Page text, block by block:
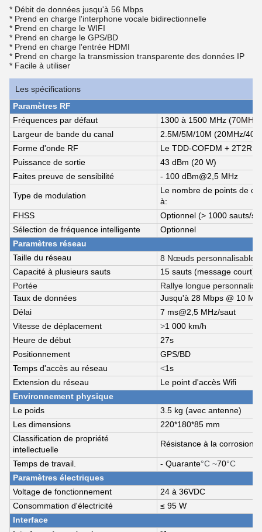
* Débit de données jusqu'à 56 Mbps
* Prend en charge l'interphone vocale bidirectionnelle
* Prend en charge le WIFI
* Prend en charge le GPS/BD
* Prend en charge l'entrée HDMI
* Prend en charge la transmission transparente des données IP
* Facile à utiliser
Les spécifications
Paramètres RF
Fréquences par défaut
1300 à 1500 MHz (
Largeur de bande du canal
2.5M/5M/10M (20MHz/
Forme d'onde RF
Le TDD-COFDM + 2T2R
Puissance de sortie
43 dBm (20 W)
Faites preuve de sensibilité
- 100 dBm@2,5 MHz
Type de modulation
Le nombre de points de
à:
FHSS
Optionnel (> 1000 sauts/s)
Sélection de fréquence intelligente
Optionnel
Paramètres réseau
Taille du réseau
8 Nœuds personnalisables
Capacité à plusieurs sauts
15 sauts (message court);
Portée
Rallye longue
Taux de données
Jusqu'à 28 Mbps @ 10
Délai
7 ms@2,5 MHz/saut
Vitesse de déplacement
>1 000 km/h
Heure de début
27s
Positionnement
GPS/BD
Temps d'accès au réseau
<1s
Extension du réseau
Le point d'accès Wifi
Environnement physique
Le poids
3.5 kg (avec antenne)
Les dimensions
220*180*85 mm
Classification de propriété
intellectuelle
Résistance à la corrosion
Temps de travail. - Quarante°C ~70°C
Paramètres électriques
Voltage de fonctionnement
24 à 36VDC
Consommation d'électricité
≤ 95 W
Interface